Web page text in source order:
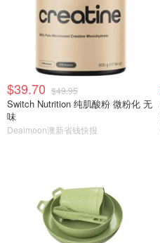
$39.70 $49.95
Switch Nutrition 纯肌酸粉 微粉化 无
味
Dealmoon澳新省钱快报